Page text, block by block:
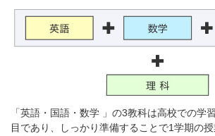
「英語・国語・数学 」の3教科は高校での学
目であり、しっかり準備することで1学期の